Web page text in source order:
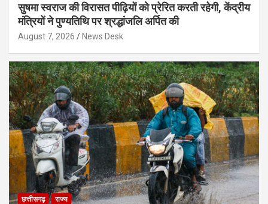
सुषमा स्वराज की विरासत पीढ़ियों को प्रेरित करती रहेगी, केंद्रीय
मंत्रियों ने पुण्यतिथि पर श्रद्धांजलि अर्पित की
August 7, 2026 News Desk
छत्तीसगढ़ राज्य